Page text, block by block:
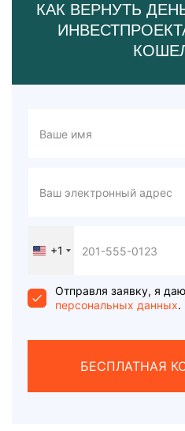
КАК ВЕРНУТЬ
United
+1
+1
Отправля заявку, я
персональных данных.
БЕСПЛАТНАЯ